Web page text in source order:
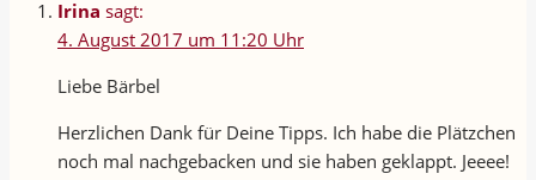
Irina sagt:
4. August 2017 um 11:20 Uhr
Liebe Bärbel
Herzlichen Dank für Deine Tipps. Ich habe die Plätzchen
noch mal nachgebacken und sie haben geklappt. Jeeee!